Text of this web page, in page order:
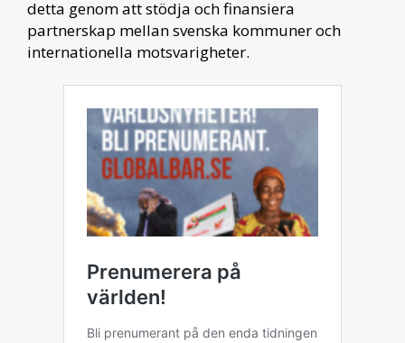
detta genom att stödja och finansiera
partnerskap mellan svenska kommuner och
internationella motsvarigheter.